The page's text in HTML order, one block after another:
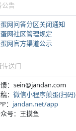
公告
网问答分区关闭通知
网社区管理规定
网官方渠道公示
传送门
：sein@jandan.com
： 微信小程序煎蛋(扫码)
： jandan.net/app
号：王摸鱼